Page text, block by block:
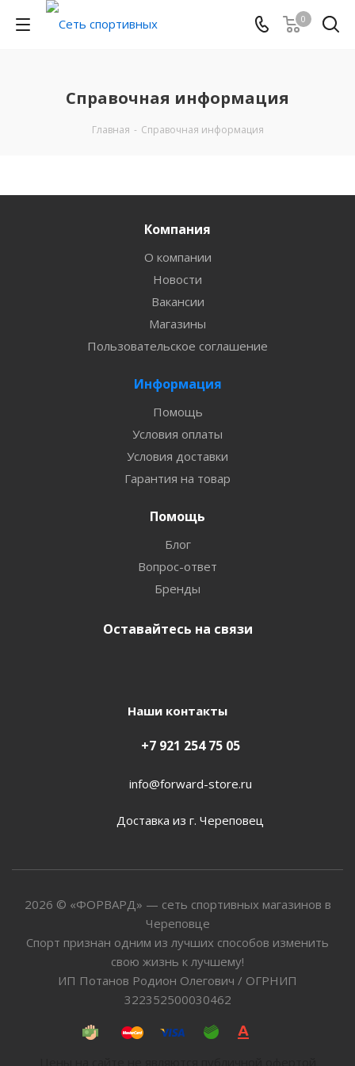
0
Справочная информация
Главная - Справочная информация
Компания
О компании
Новости
Вакансии
Магазины
Пользовательское соглашение
Информация
Помощь
Условия оплаты
Условия доставки
Гарантия на товар
Помощь
Блог
Вопрос-ответ
Бренды
Оставайтесь на связи
Наши контакты
+7 921 254 75 05
info@forward-store.ru
Доставка из г. Череповец
2026 © «ФОРВАРД» — сеть спортивных магазинов в
Череповце
Спорт признан одним из лучших способов изменить
свою жизнь к лучшему!
ИП Потанов Родион Олегович / ОГРНИП
322352500030462